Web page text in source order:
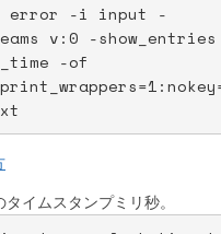
error -i input -
v:0 -show_entries
-of
イムスタンプミリ秒。